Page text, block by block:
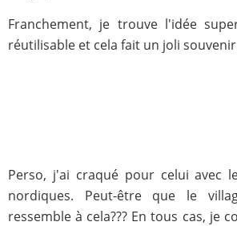
Franchement, je trouve l'idée
réutilisable et cela fait un joli
Perso, j'ai craqué pour celui avec
nordiques. Peut-être que le
ressemble à cela??? En tous cas, je